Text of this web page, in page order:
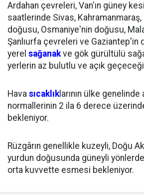
Ardahan çevreleri, Van'ın güney
saatlerinde Sivas,
doğusu, Osmaniye'nin doğusu,
Şanlıurfa çevreleri ve Gaziantep'in
yerel sağanakve gök gürültülü
yerlerin az bulutlu ve açık
Hava sıcaklıklarının ülke
normallerinin 2 ila 6 derece
bekleniyor.
Rüzgârın genellikle kuzeyli, Doğu
yurdun doğusunda güneyli
orta kuvvette esmesi bekleniyor.